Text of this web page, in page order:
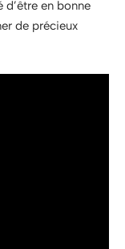
en bonne
de précieux